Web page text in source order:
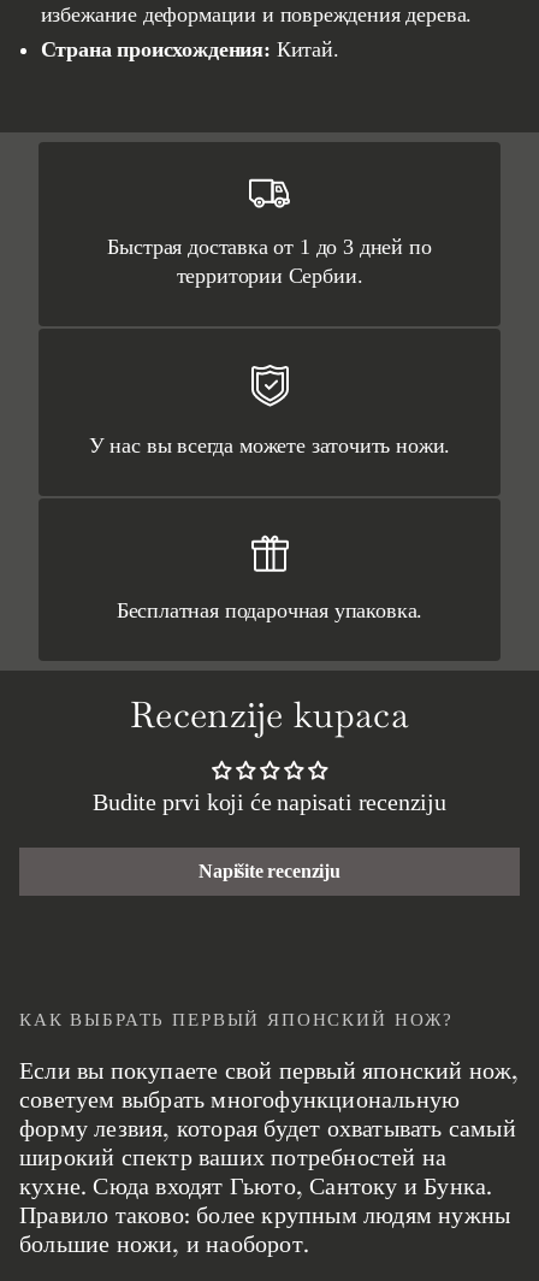
избежание деформации и повреждения дерева.
Страна происхождения: Китай.
Быстрая доставка от 1 до 3 дней по
территории Сербии.
У нас вы всегда можете заточить ножи.
Бесплатная подарочная упаковка.
Recenzije kupaca
Budite prvi koji će napisati recenziju
Napišite recenziju
КАК ВЫБРАТЬ ПЕРВЫЙ ЯПОНСКИЙ НОЖ?
Если вы покупаете свой первый японский нож,
советуем выбрать многофункциональную
форму лезвия, которая будет охватывать самый
широкий спектр ваших потребностей на
кухне. Сюда входят Гьюто, Сантоку и Бунка.
Правило таково: более крупным людям нужны
большие ножи, и наоборот.